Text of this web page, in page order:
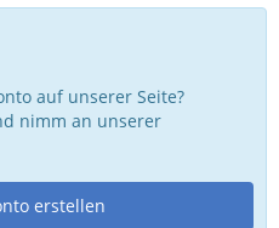
auf unserer Seite?
nimm an unserer
erstellen